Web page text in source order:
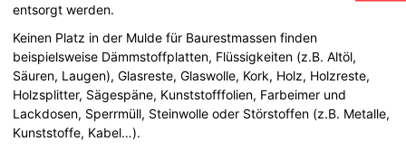
entsorgt werden.
Keinen Platz in der Mulde für Baurestmassen finden
beispielsweise Dämmstoffplatten, Flüssigkeiten (z.B. Altöl,
Säuren, Laugen), Glasreste, Glaswolle, Kork, Holz, Holzreste,
Holzsplitter, Sägespäne, Kunststofffolien, Farbeimer und
Lackdosen, Sperrmüll, Steinwolle oder Störstoffen (z.B. Metalle,
Kunststoffe, Kabel…).